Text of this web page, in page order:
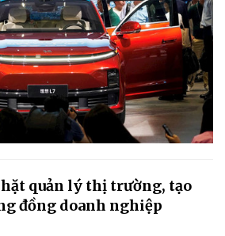
quản lý thị trường, tạo
đồng doanh nghiệp